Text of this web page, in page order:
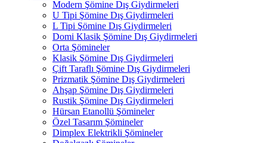
Modern Şömine Dış Giydirmeleri
U Tipi Şömine Dış Giydirmeleri
L Tipi Şömine Dış Giydirmeleri
Domi Klasik Şömine Dış Giydirmeleri
Orta Şömineler
Klasik Şömine Dış Giydirmeleri
Çift Taraflı Şömine Dış Giydirmeleri
Prizmatik Şömine Dış Giydirmeleri
Ahşap Şömine Dış Giydirmeleri
Rustik Şömine Dış Giydirmeleri
Hürsan Etanollü Şömineler
Özel Tasarım Şömineler
Dimplex Elektrikli Şömineler